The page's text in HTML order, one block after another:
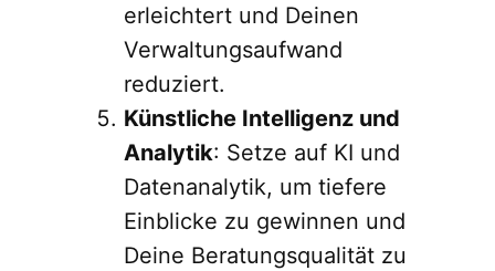
erleichtert und Deinen
Verwaltungsaufwand
reduziert.
Künstliche Intelligenz und
Analytik: Setze auf KI und
Datenanalytik, um tiefere
Einblicke zu gewinnen und
Deine Beratungsqualität zu